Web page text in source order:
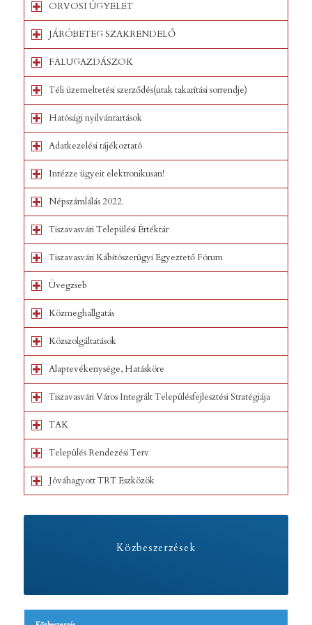
ORVOSI ÜGYELET
JÁRÓBETEG SZAKRENDELŐ
FALUGAZDÁSZOK
Téli üzemeltetési szerződés(utak takarítási sorrendje)
Hatósági nyilvántartások
Adatkezelési tájékoztató
Intézze ügyeit elektronikusan!
Népszámlálás 2022.
Tiszavasvári Települési Értéktár
Tiszavasvári Kábítószerügyi Egyeztető Fórum
Üvegzseb
Közmeghallgatás
Közszolgáltatások
Alaptevékenysége, Hatásköre
Tiszavasvári Város Integrált Településfejlesztési Stratégiája
TAK
Település Rendezési Terv
Jóváhagyott TRT Eszközök
Közbeszerzések